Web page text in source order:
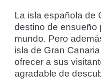
La isla española de
destino de ensueño
mundo. Pero
isla de Gran
ofrecer a sus
agradable de